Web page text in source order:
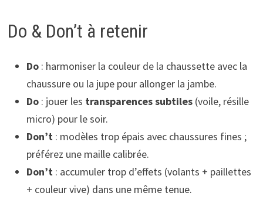
Do & Don’t à retenir
Do: harmoniser la couleur de la chaussette avec la
chaussure ou la jupe pour allonger la jambe.
Do: jouer les transparences subtiles(voile, résille
micro) pour le soir.
Don’t: modèles trop épais avec chaussures fines ;
préférez une maille calibrée.
Don’t: accumuler trop d’effets (volants + paillettes
+ couleur vive) dans une même tenue.